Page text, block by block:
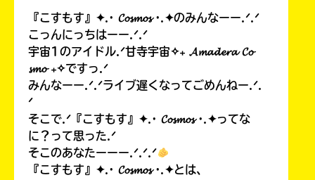
『こすもす』✦.· 𝓒𝓸𝓼𝓶𝓸𝓼 ·.✦のみんなーー.ᐟ.ᐟ
こっんにっちはーー.ᐟ.ᐟ
宇宙1のアイドル.ᐟ甘寺宇宙✧₊ 𝓐𝓶𝓪𝓭𝓮𝓻𝓪 𝓒𝓸
𝓼𝓶𝓸 ₊✧ですっ.ᐟ
みんなーー.ᐟ.ᐟライブ遅くなってごめんねー.ᐟ.
ᐟ
そこで.ᐟ『こすもす』✦.· 𝓒𝓸𝓼𝓶𝓸𝓼 ·.✦ってな
に？って思った.ᐟ
そこのあなたーーー.ᐟ.ᐟ.ᐟ
『こすもす』✦.· 𝓒𝓸𝓼𝓶𝓸𝓼 ·.✦とは、